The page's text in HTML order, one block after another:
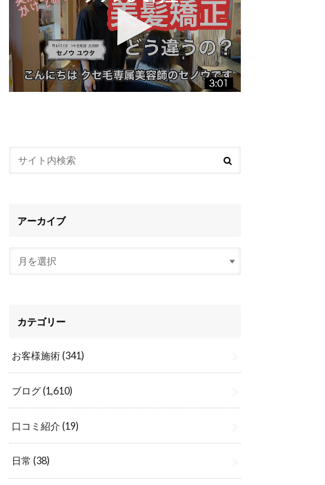
アーカイブ
カテゴリー
お客様施術(341)
ブログ(1,610)
口コミ紹介(19)
日常(38)